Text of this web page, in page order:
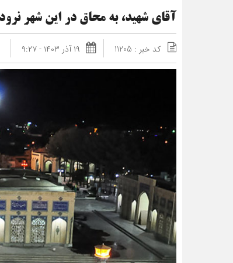
آقای شهید، به محاق در این شهر
کد خبر : 11205 ۱۹ آذر ۱۴۰۳ - ۹:۲۷